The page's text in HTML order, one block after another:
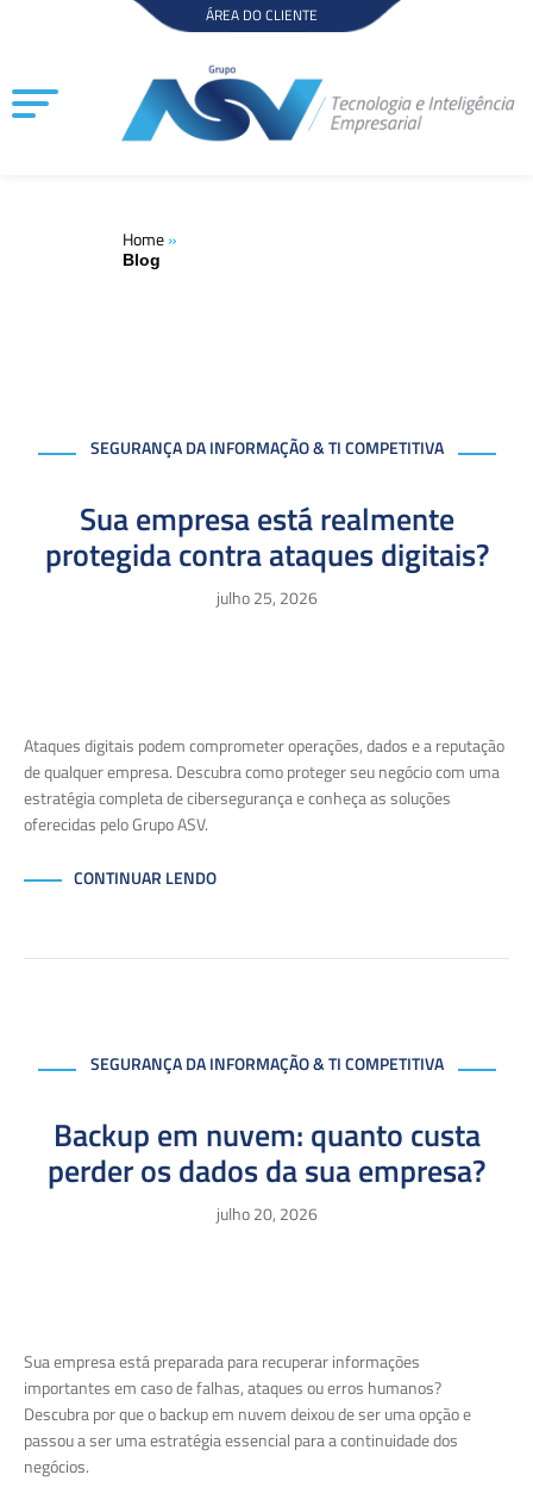
conteúdo
ÁREA DO CLIENTE
Home »
Blog
SEGURANÇA DA INFORMAÇÃO & TI COMPETITIVA
Sua empresa está realmente
protegida contra ataques digitais?
julho 25, 2026
Ataques digitais podem comprometer operações, dados e a reputação
de qualquer empresa. Descubra como proteger seu negócio com uma
estratégia completa de cibersegurança e conheça as soluções
oferecidas pelo Grupo ASV.
CONTINUAR LENDO
SEGURANÇA DA INFORMAÇÃO & TI COMPETITIVA
Backup em nuvem: quanto custa
perder os dados da sua empresa?
julho 20, 2026
Sua empresa está preparada para recuperar informações
importantes em caso de falhas, ataques ou erros humanos?
Descubra por que o backup em nuvem deixou de ser uma opção e
passou a ser uma estratégia essencial para a continuidade dos
negócios.